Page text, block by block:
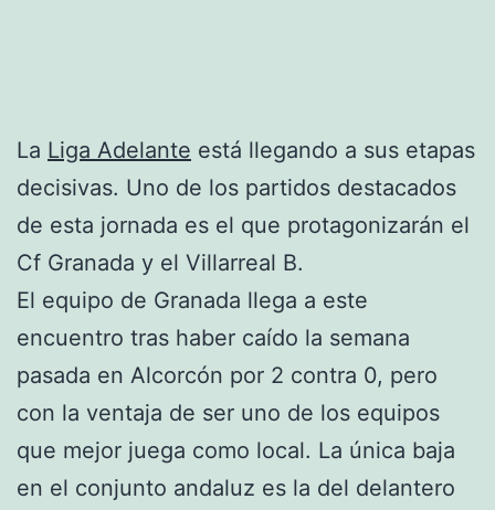
La Liga Adelante está llegando a sus etapas
decisivas. Uno de los partidos destacados
de esta jornada es el que protagonizarán el
Cf Granada y el Villarreal B.
El equipo de Granada llega a este
encuentro tras haber caído la semana
pasada en Alcorcón por 2 contra 0, pero
con la ventaja de ser uno de los equipos
que mejor juega como local. La única baja
en el conjunto andaluz es la del delantero